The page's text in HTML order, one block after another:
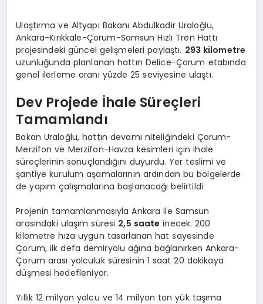
Ulaştırma ve Altyapı Bakanı Abdulkadir Uraloğlu,
Ankara-Kırıkkale-Çorum-Samsun Hızlı Tren Hattı
projesindeki güncel gelişmeleri paylaştı. 293 kilometre
uzunluğunda planlanan hattın Delice-Çorum etabında
genel ilerleme oranı yüzde 25 seviyesine ulaştı.
Dev Projede İhale Süreçleri
Tamamlandı
Bakan Uraloğlu, hattın devamı niteliğindeki Çorum-
Merzifon ve Merzifon-Havza kesimleri için ihale
süreçlerinin sonuçlandığını duyurdu. Yer teslimi ve
şantiye kurulum aşamalarının ardından bu bölgelerde
de yapım çalışmalarına başlanacağı belirtildi.
Projenin tamamlanmasıyla Ankara ile Samsun
arasındaki ulaşım süresi 2,5 saate inecek. 200
kilometre hıza uygun tasarlanan hat sayesinde
Çorum, ilk defa demiryolu ağına bağlanırken Ankara-
Çorum arası yolculuk süresinin 1 saat 20 dakikaya
düşmesi hedefleniyor.
Yıllık 12 milyon yolcu ve 14 milyon ton yük taşıma